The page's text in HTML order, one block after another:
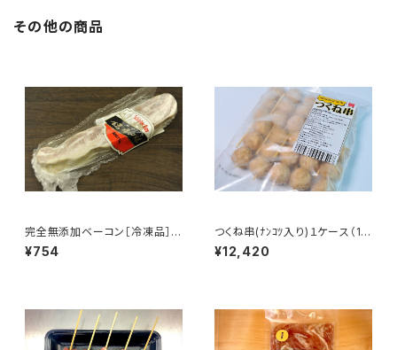
その他の商品
完全無添加ベーコン［冷凍品］
【和広産業株式会社】
¥754
つくね串(ﾅﾝｺﾂ入り)１ケース（10
0本入）【内藤精肉店オリジナル】
［冷凍］
¥12,420